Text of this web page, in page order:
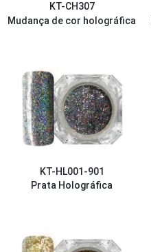
KT-CH307
Mudança de cor holográfica
KT-HL001-901
Prata Holográfica